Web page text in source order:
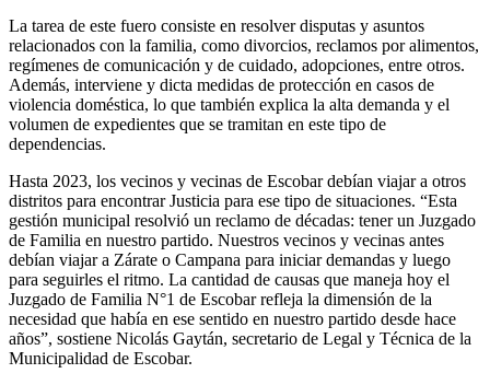
La tarea de este fuero consiste en resolver disputas y asuntos
relacionados con la familia, como divorcios, reclamos por alimentos,
regímenes de comunicación y de cuidado, adopciones, entre otros.
Además, interviene y dicta medidas de protección en casos de
violencia doméstica, lo que también explica la alta demanda y el
volumen de expedientes que se tramitan en este tipo de
dependencias.
Hasta 2023, los vecinos y vecinas de Escobar debían viajar a otros
distritos para encontrar Justicia para ese tipo de situaciones. “Esta
gestión municipal resolvió un reclamo de décadas: tener un Juzgado
de Familia en nuestro partido. Nuestros vecinos y vecinas antes
debían viajar a Zárate o Campana para iniciar demandas y luego
para seguirles el ritmo. La cantidad de causas que maneja hoy el
Juzgado de Familia N°1 de Escobar refleja la dimensión de la
necesidad que había en ese sentido en nuestro partido desde hace
años”, sostiene Nicolás Gaytán, secretario de Legal y Técnica de la
Municipalidad de Escobar.